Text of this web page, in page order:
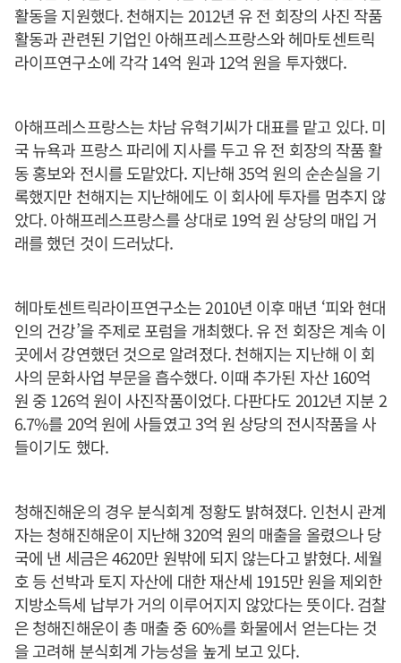
활동을 지원했다. 천해지는 2012년 유 전 회장의 사진 작품
활동과 관련된 기업인 아해프레스프랑스와 헤마토센트릭
라이프연구소에 각각 14억 원과 12억 원을 투자했다.
아해프레스프랑스는 차남 유혁기씨가 대표를 맡고 있다. 미
국 뉴욕과 프랑스 파리에 지사를 두고 유 전 회장의 작품 활
동 홍보와 전시를 도맡았다. 지난해 35억 원의 순손실을 기
록했지만 천해지는 지난해에도 이 회사에 투자를 멈추지 않
았다. 아해프레스프랑스를 상대로 19억 원 상당의 매입 거
래를 했던 것이 드러났다.
헤마토센트릭라이프연구소는 2010년 이후 매년 ‘피와 현대
인의 건강’을 주제로 포럼을 개최했다. 유 전 회장은 계속 이
곳에서 강연했던 것으로 알려졌다. 천해지는 지난해 이 회
사의 문화사업 부문을 흡수했다. 이때 추가된 자산 160억
원 중 126억 원이 사진작품이었다. 다판다도 2012년 지분 2
6.7%를 20억 원에 사들였고 3억 원 상당의 전시작품을 사
들이기도 했다.
청해진해운의 경우 분식회계 정황도 밝혀졌다. 인천시 관계
자는 청해진해운이 지난해 320억 원의 매출을 올렸으나 당
국에 낸 세금은 4620만 원밖에 되지 않는다고 밝혔다. 세월
호 등 선박과 토지 자산에 대한 재산세 1915만 원을 제외한
지방소득세 납부가 거의 이루어지지 않았다는 뜻이다. 검찰
은 청해진해운이 총 매출 중 60%를 화물에서 얻는다는 것
을 고려해 분식회계 가능성을 높게 보고 있다.